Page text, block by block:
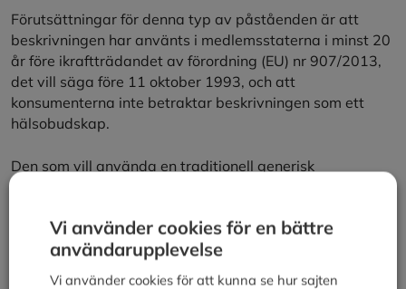
Förutsättningar för denna typ av påståenden är att
beskrivningen har använts i medlemsstaterna i minst 20
år före ikraftträdandet av förordning (EU) nr 907/2013,
det vill säga före 11 oktober 1993, och att
konsumenterna inte betraktar beskrivningen som ett
hälsobudskap.
Den som vill använda en traditionell generisk
Näringsdeklaration krävs
Vi använder cookies för en bättre
användarupplevelse
Vi använder cookies för att kunna se hur sajten